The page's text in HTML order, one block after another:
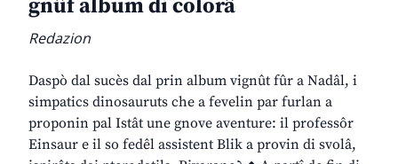
gnûf album di colorâ
Redazion
Daspò dal sucès dal prin album vignût fûr a Nadâl, i
simpatics dinosauruts che a fevelin par furlan a
proponin pal Istât une gnove aventure: il professôr
Einsaur e il so fedêl assistent Blik a provin di svolâ,